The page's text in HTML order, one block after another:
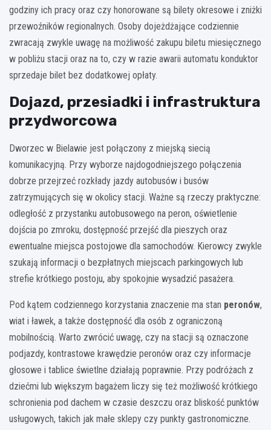
godziny ich pracy oraz czy honorowane są bilety okresowe i zniżki
przewoźników regionalnych. Osoby dojeżdżające codziennie
zwracają zwykle uwagę na możliwość zakupu biletu miesięcznego
w pobliżu stacji oraz na to, czy w razie awarii automatu konduktor
sprzedaje bilet bez dodatkowej opłaty.
Dojazd, przesiadki i infrastruktura
przydworcowa
Dworzec w Bielawie jest połączony z miejską siecią
komunikacyjną. Przy wyborze najdogodniejszego połączenia
dobrze przejrzeć rozkłady jazdy autobusów i busów
zatrzymujących się w okolicy stacji. Ważne są rzeczy praktyczne:
odległość z przystanku autobusowego na peron, oświetlenie
dojścia po zmroku, dostępność przejść dla pieszych oraz
ewentualne miejsca postojowe dla samochodów. Kierowcy zwykle
szukają informacji o bezpłatnych miejscach parkingowych lub
strefie krótkiego postoju, aby spokojnie wysadzić pasażera.
Pod kątem codziennego korzystania znaczenie ma stan peronów,
wiat i ławek, a także dostępność dla osób z ograniczoną
mobilnością. Warto zwrócić uwagę, czy na stacji są oznaczone
podjazdy, kontrastowe krawędzie peronów oraz czy informacje
głosowe i tablice świetlne działają poprawnie. Przy podróżach z
dziećmi lub większym bagażem liczy się też możliwość krótkiego
schronienia pod dachem w czasie deszczu oraz bliskość punktów
usługowych, takich jak małe sklepy czy punkty gastronomiczne.